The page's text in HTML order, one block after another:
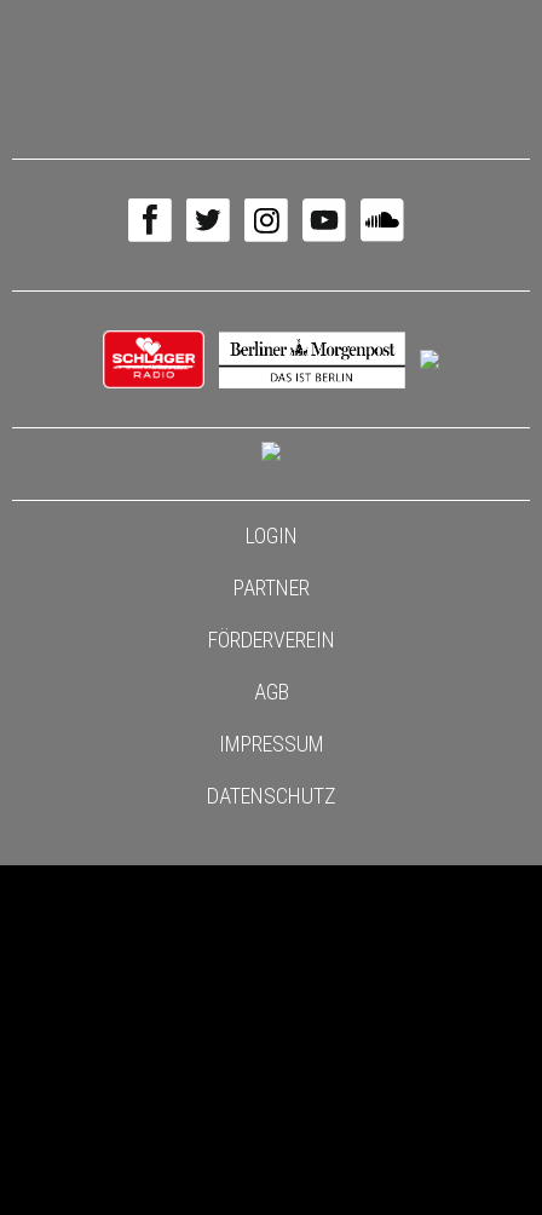
LOGIN
PARTNER
FÖRDERVEREIN
AGB
IMPRESSUM
DATENSCHUTZ